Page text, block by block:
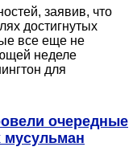
заявив, что
достигнутых
все еще не
неделе
для
очередные
мусульман